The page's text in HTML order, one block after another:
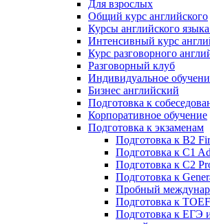
Для взрослых
Общий курс английского
Курсы английского
Интенсивный курс
Курс разговорного
Разговорный клуб
Индивидуальное
Бизнес английский
Подготовка к
Корпоративное обучение
Подготовка к экзаменам
Подготовка к B2
Подготовка к C1
Подготовка к C2
Подготовка к
Пробный
Подготовка к
Подготовка к ЕГЭ